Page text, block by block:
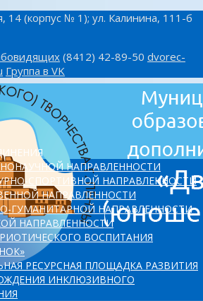
14 (корпус № 1); ул. Калинина, 111-б
(8412) 42-89-50 dvorec-
Группа в VK
НАПРАВЛЕННОСТИ
СПОРТИВНОЙ НАПРАВЛЕННОСТИ
НАПРАВЛЕННОСТИ
ГУМАНИТАРНОЙ НАПРАВЛЕННОСТИ
НАПРАВЛЕННОСТИ
ВОСПИТАНИЯ
РЕСУРСНАЯ ПЛОЩАДКА РАЗВИТИЯ
ИНКЛЮЗИВНОГО